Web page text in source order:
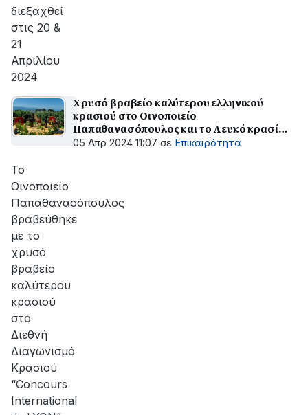
διεξαχθεί
στις 20 &
21
Απριλίου
2024
Χρυσό βραβείο καλύτερου ελληνικού
κρασιού στο Οινοποιείο
Παπαθανασόπουλος και το Λευκό κρασί
«Πέτρινο Χωριό», στον Διεθνή Διαγωνισμό
05 Απρ 2024 11:07 σε Επικαιρότητα
Το
Οινοποιείο
Παπαθανασόπουλος
βραβεύθηκε
με το
χρυσό
βραβείο
καλύτερου
κρασιού
στο
Διεθνή
Διαγωνισμό
Κρασιού
“Concours
International